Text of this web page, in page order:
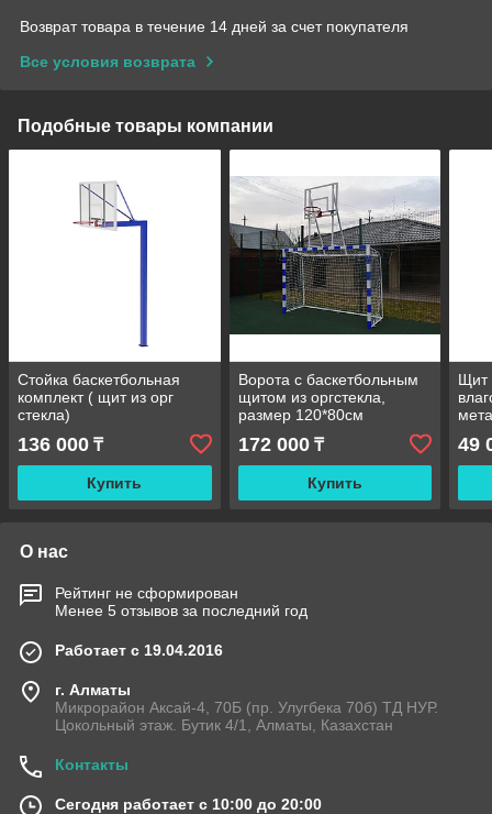
Возврат товара в течение 14 дней за счет покупателя
Все условия возврата
Подобные товары компании
Стойка баскетбольная
комплект ( щит из орг
стекла)
136 000 ₸
Купить
Ворота с баскетбольным
щитом из оргстекла,
размер 120*80см
172 000₸
Купить
Щит
49
О нас
Рейтинг не сформирован
Менее 5 отзывов за последний год
Работает с 19.04.2016
г. Алматы
Микрорайон Аксай-4, 70Б (пр. Улугбека 70б) ТД НУР.
Цокольный этаж. Бутик 4/1, Алматы, Казахстан
Контакты
Сегодня работает с 10:00 до 20:00